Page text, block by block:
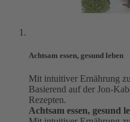
Achtsam essen, gesund leben
Mit intuitiver Ernährung
Basierend auf der Jon-
Rezepten.
Achtsam essen, gesund